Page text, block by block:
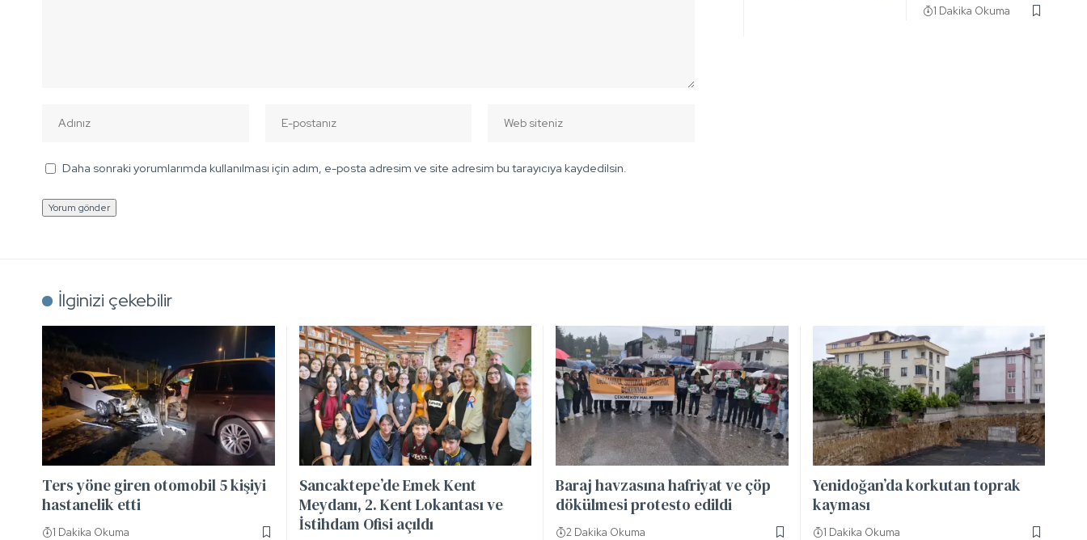
Daha sonraki yorumlarımda kullanılması için adım, e-posta adresim ve site adresim bu tarayıcıya kaydedilsin.
1 Dakika Okuma
İlginizi çekebilir
Ters yöne giren otomobil 5 kişiyi
hastanelik etti
1 Dakika Okuma
Sancaktepe’de Emek Kent
Meydanı, 2. Kent Lokantası ve
İstihdam Ofisi açıldı
Baraj havzasına hafriyat ve çöp
dökülmesi protesto edildi
2 Dakika Okuma
Yenidoğan’da korkutan toprak
kayması
1 Dakika Okuma